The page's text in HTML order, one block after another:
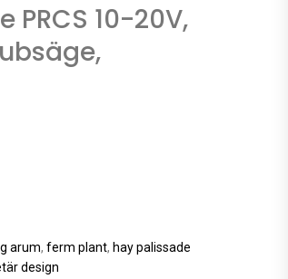
PRCS 10-20V,
arum, ferm plant, hay palissade
design